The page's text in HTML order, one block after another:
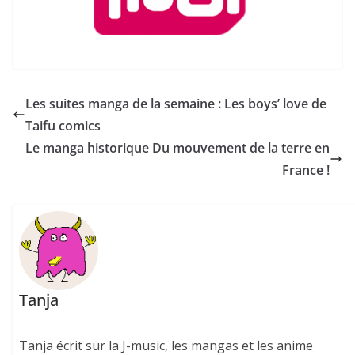
Les suites manga de la semaine : Les boys’ love de
Taifu comics
Le manga historique Du mouvement de la terre en
France !
Tanja
Tanja écrit sur la J-music, les mangas et les anime